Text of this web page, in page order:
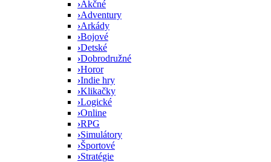
›Akčné
›Adventury
›Arkády
›Bojové
›Detské
›Dobrodružné
›Horor
›Indie hry
›Klikačky
›Logické
›Online
›RPG
›Simulátory
›Športové
›Stratégie